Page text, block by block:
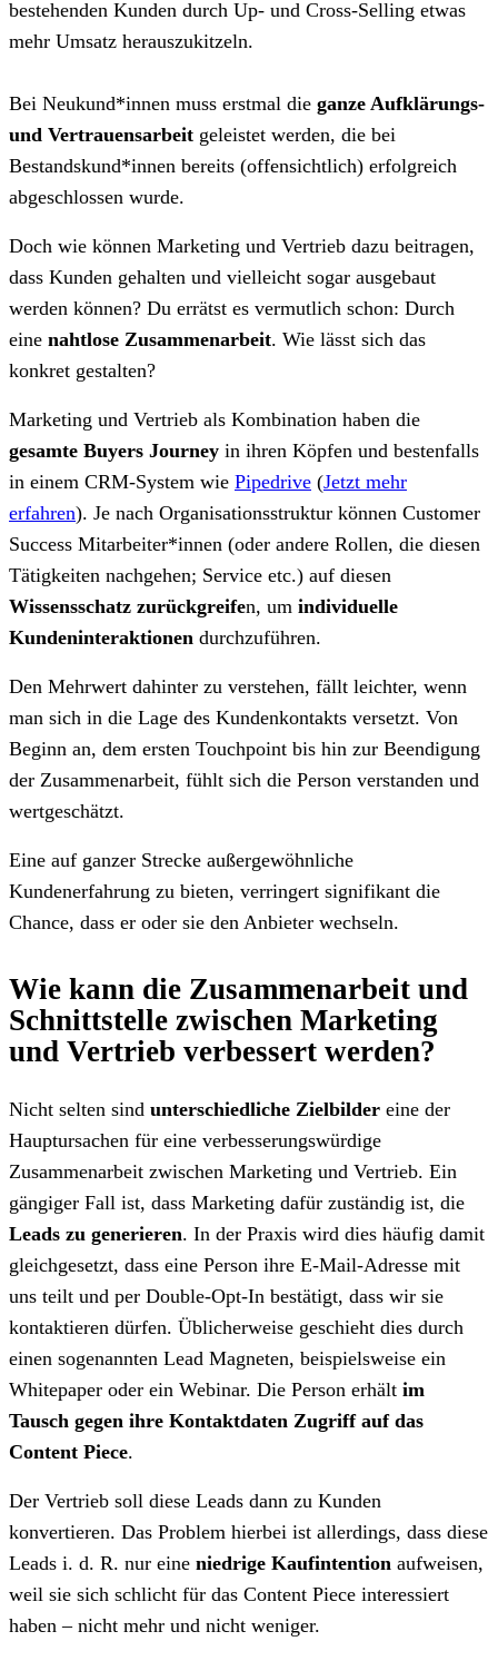
bestehenden Kunden durch Up- und Cross-Selling etwas
mehr Umsatz herauszukitzeln.
Bei Neukund*innen muss erstmal die ganze Aufklärungs-
und Vertrauensarbeit geleistet werden, die bei
Bestandskund*innen bereits (offensichtlich) erfolgreich
abgeschlossen wurde.
Doch wie können Marketing und Vertrieb dazu beitragen,
dass Kunden gehalten und vielleicht sogar ausgebaut
werden können? Du errätst es vermutlich schon: Durch
eine nahtlose Zusammenarbeit. Wie lässt sich das
konkret gestalten?
Marketing und Vertrieb als Kombination haben die
gesamte Buyers Journey in ihren Köpfen und bestenfalls
in einem CRM-System wie Pipedrive (Jetzt mehr
erfahren). Je nach Organisationsstruktur können Customer
Success Mitarbeiter*innen (oder andere Rollen, die diesen
Tätigkeiten nachgehen; Service etc.) auf diesen
Wissensschatz zurückgreifen, um individuelle
Kundeninteraktionen durchzuführen.
Den Mehrwert dahinter zu verstehen, fällt leichter, wenn
man sich in die Lage des Kundenkontakts versetzt. Von
Beginn an, dem ersten Touchpoint bis hin zur Beendigung
der Zusammenarbeit, fühlt sich die Person verstanden und
wertgeschätzt.
Eine auf ganzer Strecke außergewöhnliche
Kundenerfahrung zu bieten, verringert signifikant die
Chance, dass er oder sie den Anbieter wechseln.
Wie kann die Zusammenarbeit und
Schnittstelle zwischen Marketing
und Vertrieb verbessert werden?
Nicht selten sind unterschiedliche Zielbilder eine der
Hauptursachen für eine verbesserungswürdige
Zusammenarbeit zwischen Marketing und Vertrieb. Ein
gängiger Fall ist, dass Marketing dafür zuständig ist, die
Leads zu generieren. In der Praxis wird dies häufig damit
gleichgesetzt, dass eine Person ihre E-Mail-Adresse mit
uns teilt und per Double-Opt-In bestätigt, dass wir sie
kontaktieren dürfen. Üblicherweise geschieht dies durch
einen sogenannten Lead Magneten, beispielsweise ein
Whitepaper oder ein Webinar. Die Person erhält im
Tausch gegen ihre Kontaktdaten Zugriff auf das
Content Piece.
Der Vertrieb soll diese Leads dann zu Kunden
konvertieren. Das Problem hierbei ist allerdings, dass diese
Leads i. d. R. nur eine niedrige Kaufintention aufweisen,
weil sie sich schlicht für das Content Piece interessiert
haben – nicht mehr und nicht weniger.